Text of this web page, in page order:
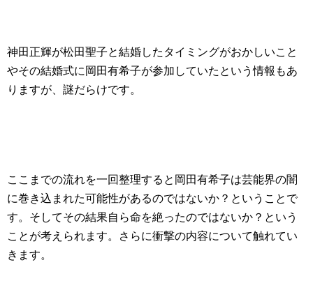
神田正輝が松田聖子と結婚したタイミングがおかしいこと
やその結婚式に岡田有希子が参加していたという情報もあ
りますが、謎だらけです。
ここまでの流れを一回整理すると岡田有希子は芸能界の闇
に巻き込まれた可能性があるのではないか？ということで
す。そしてその結果自ら命を絶ったのではないか？という
ことが考えられます。さらに衝撃の内容について触れてい
きます。